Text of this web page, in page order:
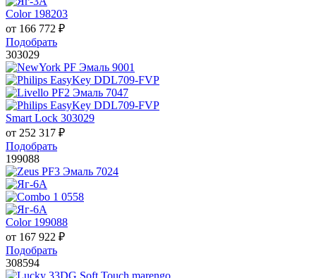
Color 198203
от 166 772 ₽
Подобрать
303029
Smart Lock 303029
от 252 317 ₽
Подобрать
199088
Color 199088
от 167 922 ₽
Подобрать
308594